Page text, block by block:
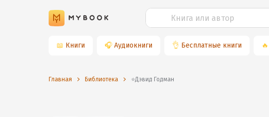
📖 Книги 🎧 Аудиокниги 👌 Бесплатные книги 🔥
Главная Библиотека ⭐️Дэвид Годман